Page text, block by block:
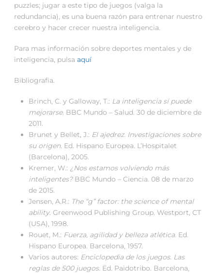
puzzles; jugar a este tipo de juegos (valga la
redundancia), es una buena razón para entrenar nuestro
cerebro y hacer crecer nuestra inteligencia.
Para mas información sobre deportes mentales y de
inteligencia, pulsa aquí
Bibliografia.
Brinch, C. y Galloway, T.: La inteligencia sí puede
mejorarse. BBC Mundo – Salud. 30 de diciembre de
2011.
Brunet y Bellet, J.: El ajedrez. Investigaciones sobre
su origen. Ed. Hispano Europea. L’Hospitalet
(Barcelona), 2005.
Kremer, W.: ¿Nos estamos volviendo más
inteligentes? BBC Mundo – Ciencia. 08 de marzo
de 2015.
Jensen, A.R.: The “g” factor: the science of mental
ability. Greenwood Publishing Group. Westport, CT
(USA), 1998.
Rouet, M.: Fuerza, agilidad y belleza atlética. Ed.
Hispano Europea. Barcelona, 1957.
Varios autores: Enciclopedia de los juegos. Las
reglas de 500 juegos. Ed. Paidotribo. Barcelona,